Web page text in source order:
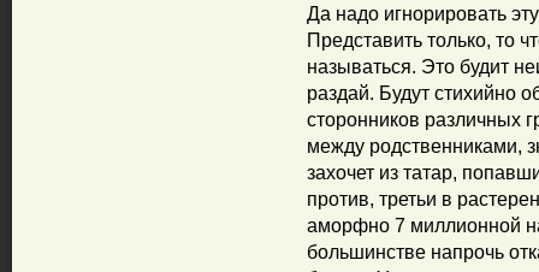
Да надо игнорировать
Представить только, то
называться. Это будит
раздай. Будут стихийно
сторонников различных
между родственниками,
захочет из татар,
против, третьи в
аморфно 7 миллионной
большинстве напрочь